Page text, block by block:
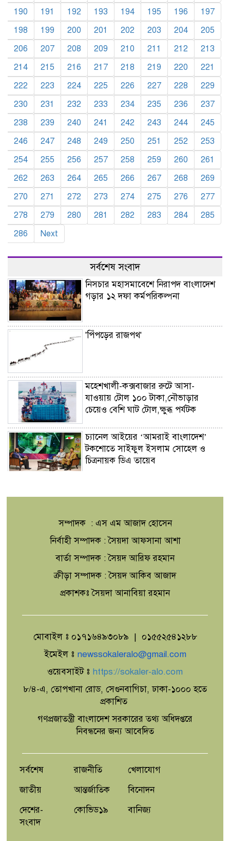
190
191 192 193 194 195 196
197
198
199 200 201 202 203 204
205
206
207 208 209 210 211 212
213
214
215 216 217 218 219 220
221
222
223 224 225 226 227 228
229
230
231 232 233 234 235 236
237
238
239 240 241 242 243 244
245
246
247 248 249 250 251 252
253
254
255 256 257 258 259 260
261
262
263 264 265 266 267 268
269
270
271 272 273 274 275 276
277
278
279 280 281 282 283 284
285
286
Next
সর্বশেষ সংবাদ
নিসচার মহাসমাবেশে নিরাপদ বাংলাদেশ
গড়ার ১২ দফা কর্মপরিকল্পনা
'পিঁপড়ের রাজপথ'
মহেশখালী-কক্সবাজার রুটে আসা-
যাওয়ায় টোল ১০০ টাকা,নৌভাড়ার
চেয়েও বেশি ঘাট টোল,ক্ষুব্ধ পর্যটক
চ্যানেল আইয়ের ‘আমরাই বাংলাদেশ’
টকশোতে সাইফুল ইসলাম সোহেল ও
চিত্রনায়ক ডিএ তায়েব
এতিমখানার শিক্ষার্থীকে খাবার খাওয়ালেন
সাংবাদিকতা পেশার অস্তিত্ব রক্ষায়
রোমে শান্তি আলোচনা চলাকালেই দক্ষিণ
লেবাননে নতুন হামলা,নিহত দুই
বিটিভির নতুন মহাপরিচালক কাজী
জেসিন,এক বছরের চুক্তিভিত্তিক নিয়োগ
২০ আগস্ট রাষ্ট্রপতি নির্বাচন,তফসিল
প্রকাশ; মনোনয়ন জমা ১৩ আগস্ট
সমন্বিত কর্মপরিকল্পনার নির্দেশ
প্রধানমন্ত্রীর
সম্পাদক : এস এম আজাদ হোসেন
নির্বাহী সম্পাদক : সৈয়দা আফসানা আশা
বার্তা সম্পাদক : সৈয়দ আরিফ রহমান
ক্রীড়া সম্পাদক : সৈয়দ আকিব আজাদ
প্রকাশকঃ সৈয়দা আনাবিয়া রহমান
মোবাইল ঃ ০১৭১৬৪৯৩০৮৯ | ০১৫৫২৫৪১২৮৮
ইমেইল ঃ newssokaleralo@gmail.com
ওয়েবসাইট ঃ https://sokaler-alo.com
৮/৪-এ, তোপখানা রোড, সেগুনবাগিচা, ঢাকা-১০০০ হতে
প্রকাশিত
গণপ্রজাতন্ত্রী বাংলাদেশ সরকারের তথ্য অধিদপ্তরে
নিবন্ধনের জন্য আবেদিত
সর্বশেষ
জাতীয়
দেশের-
সংবাদ
রাজনীতি
আন্তর্জাতিক
কোভিড১৯
খেলাযোগ
বিনোদন
বানিজ্য